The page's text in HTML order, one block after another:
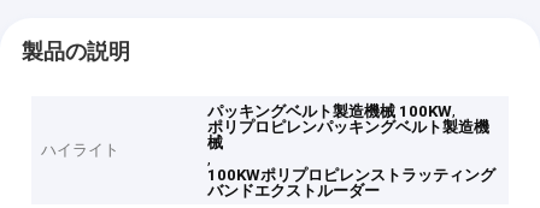
製品の説明
ハイライト
パッキングベルト製造機械 100KW,
ポリプロピレンパッキングベルト製造機
械
,
100KWポリプロピレンストラッティング
バンドエクストルーダー